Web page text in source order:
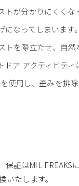
が分かりにくくな
なってしまいます。
を際立たせ、自然
ア アクティビティ
用し、歪みを排
証はMIL-
たします。